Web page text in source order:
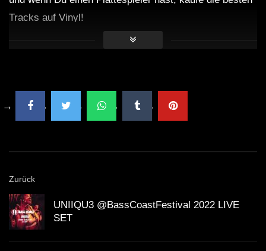
Tracks auf Vinyl!
Zurück
UNIIQU3 @BassCoastFestival 2022 LIVE
SET